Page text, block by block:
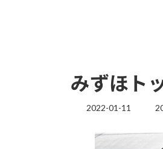
みずほト
2022-01-11
最
更